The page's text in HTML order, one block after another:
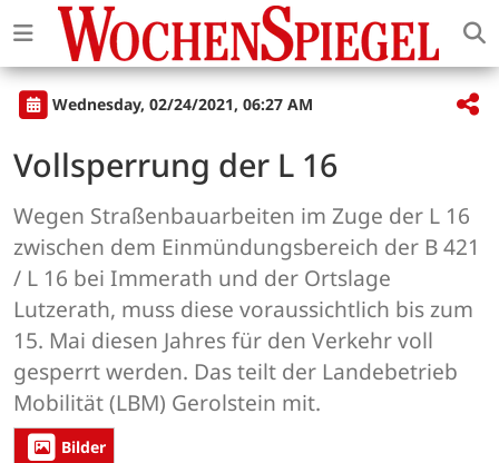
Wednesday, 02/24/2021, 06:27 AM
Vollsperrung der L 16
Wegen Straßenbauarbeiten im Zuge der L 16
zwischen dem Einmündungsbereich der B 421
/ L 16 bei Immerath und der Ortslage
Lutzerath, muss diese voraussichtlich bis zum
15. Mai diesen Jahres für den Verkehr voll
gesperrt werden. Das teilt der Landebetrieb
Mobilität (LBM) Gerolstein mit.
Bilder